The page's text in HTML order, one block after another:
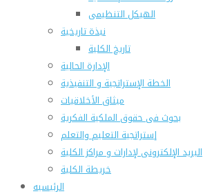
الهيكل التنظيمى
نبذة تاريخية
تاريخ الكلية
الإدارة الحالية
الخطة الإستراتجية و التنفيذية
ميثاق الأخلاقيات
بحوث فى حقوق الملكية الفكرية
إستراتجية التعليم والتعلم
البريد الإلكترونى لإدارات و مراكز الكلية
خريطة الكلية
الرئيسيه